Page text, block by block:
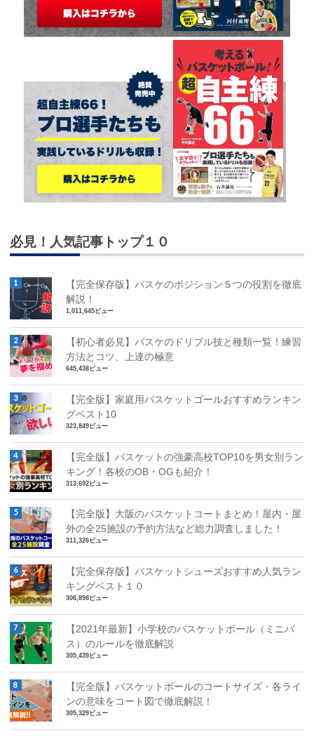
必見！人気記事トップ１０
【完全保存版】バスケのポジション５つの役割を徹底
解説！
1,011,645ビュー
【初心者必見】バスケのドリブル技と種類一覧！練習
方法とコツ、上達の極意
645,438ビュー
【完全版】家庭用バスケットゴールおすすめランキン
グベスト10
323,849ビュー
【完全版】バスケットの強豪高校TOP10を男女別ラン
キング！各校のOB・OGも紹介！
313,692ビュー
【完全版】大阪のバスケットコートまとめ！屋内・屋
外の全25施設の予約方法など総力調査しました！
311,326ビュー
【完全保存版】バスケットシューズおすすめ人気ラン
キングベスト１０
306,898ビュー
【2021年最新】小学校のバスケットボール（ミニバ
ス）のルールを徹底解説
305,439ビュー
【完全版】バスケットボールのコートサイズ・各ライ
ンの意味をコート図で徹底解説！
305,329ビュー